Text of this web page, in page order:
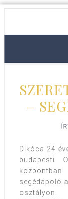
–
Dikóca 24
budapesti
központban
segédápoló